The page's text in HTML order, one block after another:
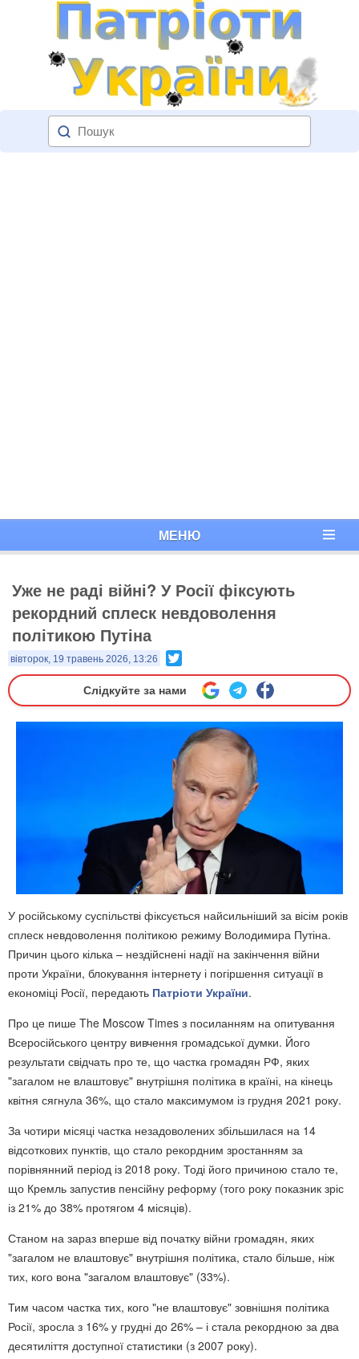
МЕНЮ
Уже не раді війні? У Росії фіксують
рекордний сплеск невдоволення
політикою Путіна
вівторок, 19 травень 2026, 13:26
Слідкуйте за нами
У російському суспільстві фіксується найсильніший за вісім років
сплеск невдоволення політикою режиму Володимира Путіна.
Причин цього кілька – нездійснені надії на закінчення війни
проти України, блокування інтернету і погіршення ситуації в
економіці Росії, передають Патріоти України.
Про це пише The Moscow Times з посиланням на опитування
Всеросійського центру вивчення громадської думки. Його
результати свідчать про те, що частка громадян РФ, яких
"загалом не влаштовує" внутрішня політика в країні, на кінець
квітня сягнула 36%, що стало максимумом із грудня 2021 року.
За чотири місяці частка незадоволених збільшилася на 14
відсоткових пунктів, що стало рекордним зростанням за
порівнянний період із 2018 року. Тоді його причиною стало те,
що Кремль запустив пенсійну реформу (того року показник зріс
із 21% до 38% протягом 4 місяців).
Станом на зараз вперше від початку війни громадян, яких
"загалом не влаштовує" внутрішня політика, стало більше, ніж
тих, кого вона "загалом влаштовує" (33%).
Тим часом частка тих, кого "не влаштовує" зовнішня політика
Росії, зросла з 16% у грудні до 26% – і стала рекордною за два
десятиліття доступної статистики (з 2007 року).